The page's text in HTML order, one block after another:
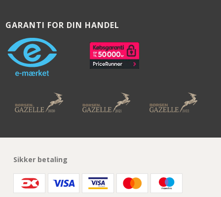
GARANTI FOR DIN HANDEL
Sikker betaling